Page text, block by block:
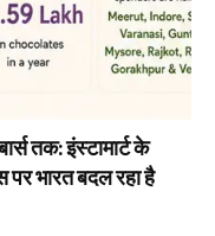
तक: इंस्टामार्ट के
भारत बदल रहा है